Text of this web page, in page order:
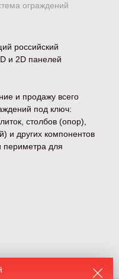
российский
и 2D панелей
и продажу всего
под ключ:
столбов (опор),
и других компонентов
периметра для
ограждений